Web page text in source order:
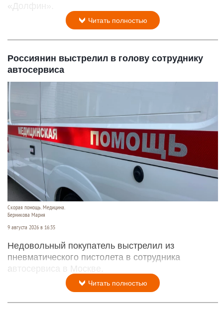
«Долфин».
Читать полностью
Россиянин выстрелил в голову сотруднику
автосервиса
Скорая помощь. Медицина.
Берникова Мария
9 августа 2026 в 16:35
Недовольный покупатель выстрелил из
пневматического пистолета в сотрудника
автосервиса в Москве.
Читать полностью